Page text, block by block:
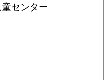
センター